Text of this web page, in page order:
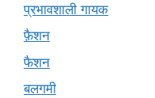
प्रभावशाली गायक
फ़ैशन
फैशन
बलगमी